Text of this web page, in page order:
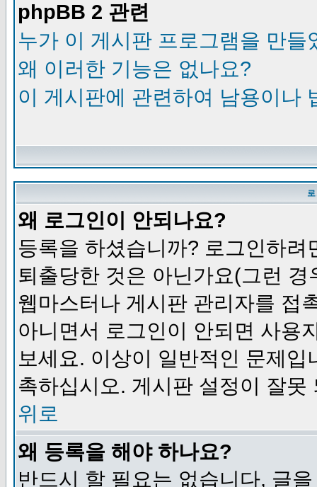
phpBB 2 관련
누가 이 게시판 프로그램을 만들
왜 이러한 기능은 없나요?
이 게시판에 관련하여 남용이나
왜 로그인이 안되나요?
등록을 하셨습니까? 로그인하
퇴출당한 것은 아닌가요(그런
웹마스터나 게시판 관리자를 접
아니면서 로그인이 안되면 사용
보세요. 이상이 일반적인 문제
촉하십시오. 게시판 설정이 잘못
위로
왜 등록을 해야 하나요?
반드시 할 필요는 없습니다, 글